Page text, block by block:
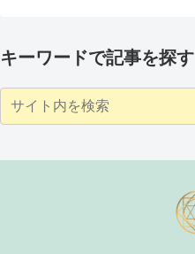
キーワードで記事を探す